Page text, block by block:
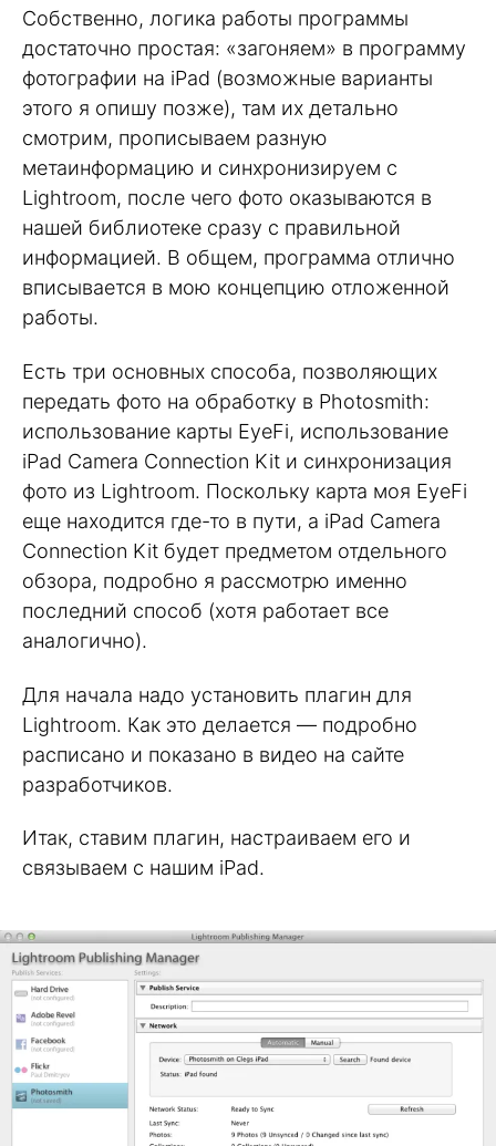
Собственно, логика работы программы
достаточно простая: «загоняем» в программу
фотографии на iPad (возможные варианты
этого я опишу позже), там их детально
смотрим, прописываем разную
метаинформацию и синхронизируем с
Lightroom, после чего фото оказываются в
нашей библиотеке сразу с правильной
информацией. В общем, программа отлично
вписывается в мою концепцию отложенной
работы.
Есть три основных способа, позволяющих
передать фото на обработку в Photosmith:
использование карты EyeFi, использование
iPad Camera Connection Kit и синхронизация
фото из Lightroom. Поскольку карта моя EyeFi
еще находится где-то в пути, а iPad Camera
Connection Kit будет предметом отдельного
обзора, подробно я рассмотрю именно
последний способ (хотя работает все
аналогично).
Для начала надо установить плагин для
Lightroom. Как это делается — подробно
расписано и показано в видео на сайте
разработчиков.
Итак, ставим плагин, настраиваем его и
связываем с нашим iPad.